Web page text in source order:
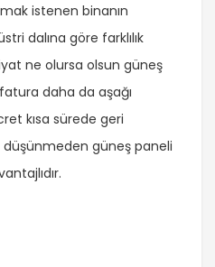
istenen binanın
dalına göre farklılık
ne olursa olsun güneş
daha da aşağı
kısa sürede geri
düşünmeden güneş paneli